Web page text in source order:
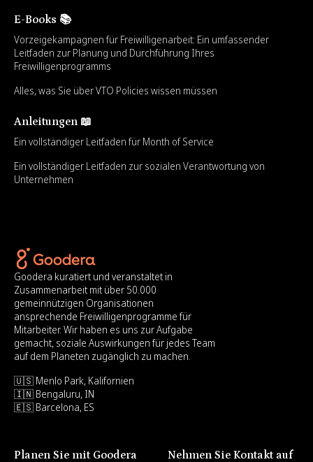
E-Books 📚
Vorzeigekampagnen für Freiwilligenarbeit: Ein umfassender
Leitfaden zur Planung und Durchführung Ihres
Freiwilligenprogramms
Alles, was Sie über VTO Policies wissen müssen
Anleitungen 📖
Ein vollständiger Leitfaden für Month of Service
Ein vollständiger Leitfaden zur sozialen Verantwortung von
Unternehmen
Goodera kuratiert und veranstaltet in
Zusammenarbeit mit über 50.000
gemeinnützigen Organisationen
ansprechende Freiwilligenprogramme für
Mitarbeiter. Wir haben es uns zur Aufgabe
gemacht, soziale Auswirkungen für jedes Team
auf dem Planeten zugänglich zu machen.
🇺🇸 Menlo Park, Kalifornien
🇮🇳 Bengaluru, IN
🇪🇸 Barcelona, ES
Planen Sie mit Goodera Nehmen Sie Kontakt auf